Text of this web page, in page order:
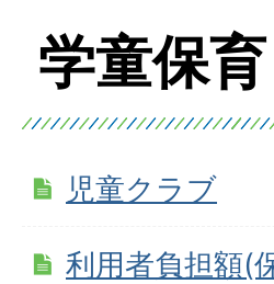
学童保育
児童クラブ
利用者負担額(